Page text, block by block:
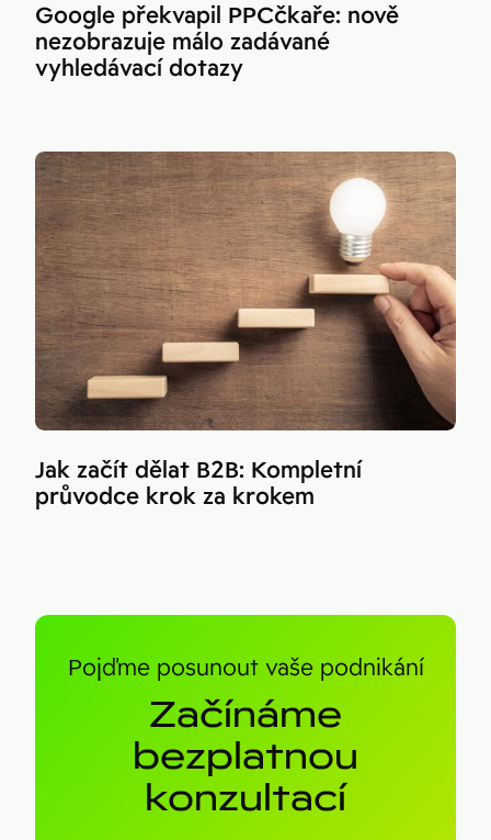
Google překvapil PPCčkaře: nově
nezobrazuje málo zadávané
vyhledávací dotazy
Jak začít dělat B2B: Kompletní
průvodce krok za krokem
Pojďme posunout vaše podnikání
Začínáme
bezplatnou
konzultací